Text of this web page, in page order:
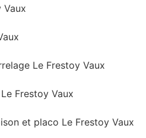
Vaux
Le Frestoy Vaux
Frestoy Vaux
et placo Le Frestoy Vaux